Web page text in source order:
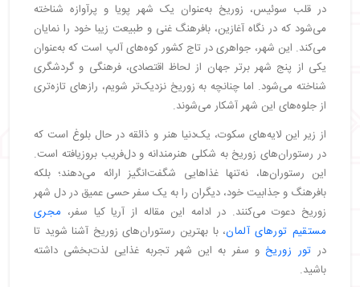
・رستوران گارتن هوف | Gartenhof
・
・رستوران مزون منسه | Maison Manesse
・
・رستوران راکلت اشتوب | Raclette Stube
・رستوران فیشر فریتز | Fischer’s Fritz
・ رستوران فولکس هاوس | Volkshaus
・
・
رستوران کرونن هال | Kronenhalle
・رستوران لیَل | les Halles
・ طعم‌ های ناب رستوران‌ های زوریخ
در قلب سوئیس، زوریخ به‌عنوان یک شهر پویا و پرآوازه شناخته
می‌شود که در نگاه آغازین، بافرهنگ غنی و طبیعت زیبا خود را نمایان
می‌کند. این شهر، جواهری در تاج کشور کوه‌های آلپ است که به‌عنوان
یکی از پنج شهر برتر جهان از لحاظ اقتصادی، فرهنگی و گردشگری
شناخته می‌شود. اما چنانچه به زوریخ نزدیک‌تر شویم، رازهای تازه‌تری
از جلوه‌های این شهر آشکار می‌شوند.
از زیر این لایه‌های سکوت، یک‌دنیا هنر و ذائقه در حال بلوغ است که
در رستوران‌های زوریخ به شکلی هنرمندانه و دل‌فریب بروزیافته است.
این رستوران‌ها، نه‌تنها غذاهایی شگفت‌انگیز ارائه می‌دهند؛ بلکه
بافرهنگ و جذابیت خود، دیگران را به یک سفر حسی عمیق در دل شهر
زوریخ دعوت می‌کنند. در ادامه این مقاله از آریا کیا سفر، مجری
مستقیم تورهای آلمان، با بهترین رستوران‌های زوریخ آشنا شوید تا
در تور زوریخ و سفر به این شهر تجربه غذایی لذت‌بخشی داشته
باشید.